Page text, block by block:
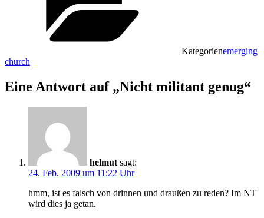
Kategorienemerging
church
Eine Antwort auf „Nicht militant genug“
helmut sagt:
24. Feb. 2009 um 11:22 Uhr
hmm, ist es falsch von drinnen und draußen zu reden? Im NT
wird dies ja getan.